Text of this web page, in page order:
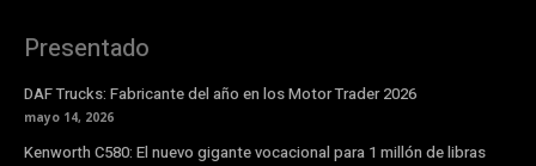
Presentado
DAF Trucks: Fabricante del año en los Motor Trader 2026
mayo 14, 2026
Kenworth C580: El nuevo gigante vocacional para 1 millón de libras